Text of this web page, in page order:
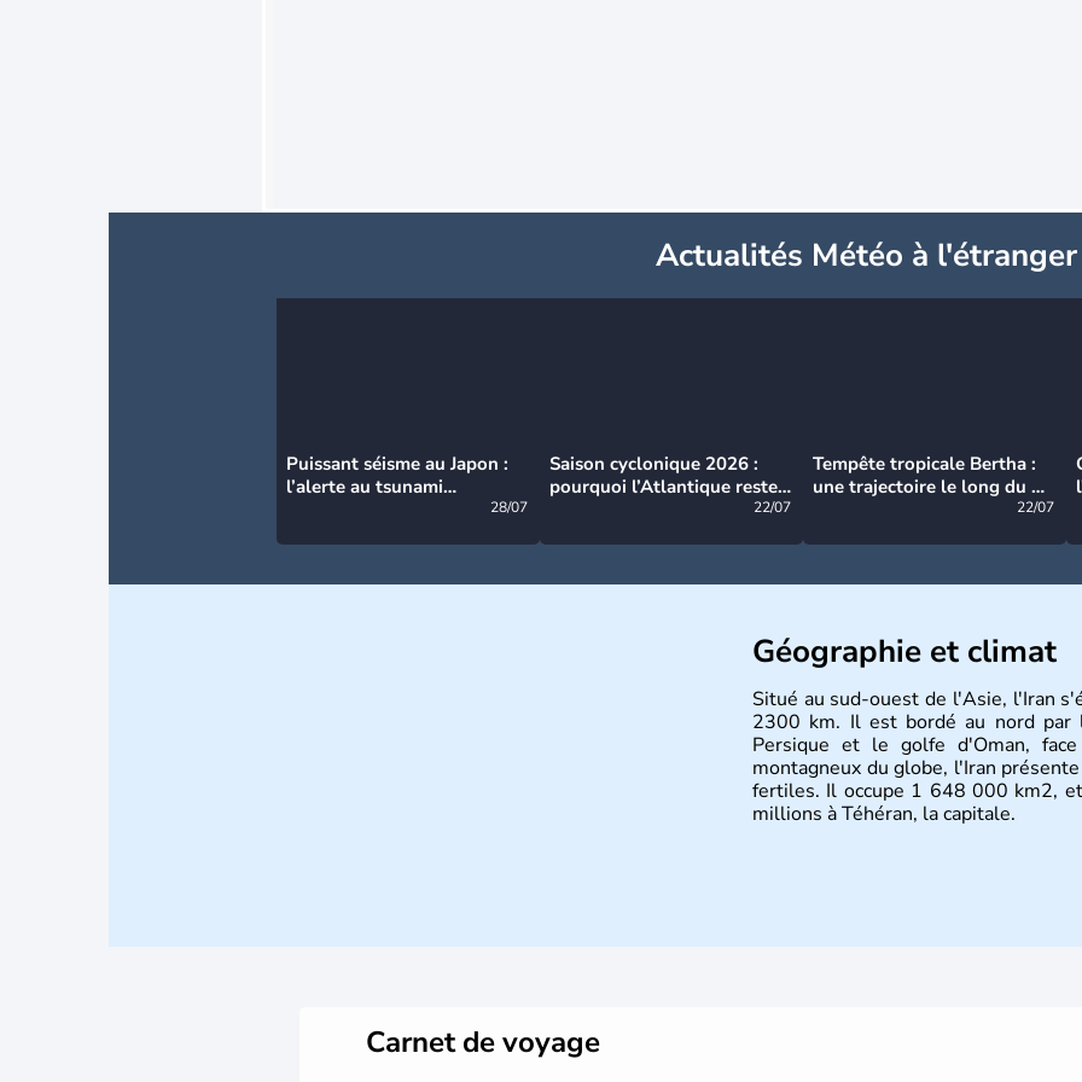
Actualités Météo à l'étranger
Puissant séisme au Japon :
l’alerte au tsunami
28/07
Saison cyclonique 2026 :
pourquoi l’Atlantique reste
22/07
Tempête tropicale Bertha :
une trajectoire le long du du
22/07
Géographie et climat
Situé au sud-ouest de l'Asie, l'Iran
2300 km. Il est bordé au nord par
Persique et le golfe d'Oman,
montagneux du globe, l'Iran
fertiles. Il occupe 1 648 000 km2,
millions à Téhéran, la capitale.
Carnet de voyage